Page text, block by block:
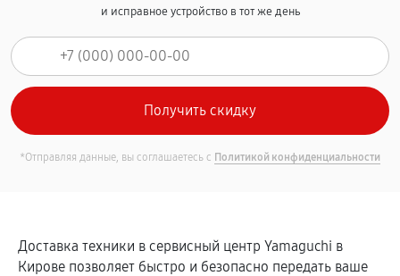
и исправное устройство в тот же день
*Отправляя данные, вы соглашаетесь с Политикой конфиденциальности
Доставка техники в сервисный центр Yamaguchi в
Кирове позволяет быстро и безопасно передать ваше